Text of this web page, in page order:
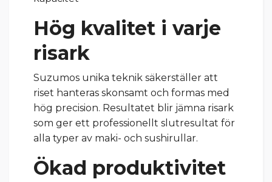
Hög kvalitet i varje
risark
Suzumos unika teknik säkerställer att
riset hanteras skonsamt och formas med
hög precision. Resultatet blir jämna risark
som ger ett professionellt slutresultat för
alla typer av maki- och sushirullar.
Ökad produktivitet